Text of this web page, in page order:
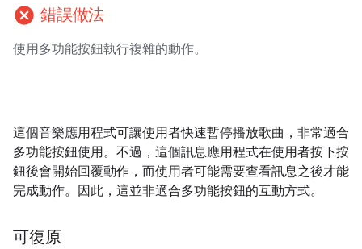
cancel 錯誤做法
使用多功能按鈕執行複雜的動作。
這個音樂應用程式可讓使用者快速暫停播放歌曲，非常適合
多功能按鈕使用。不過，這個訊息應用程式在使用者按下按
鈕後會開始回覆動作，而使用者可能需要查看訊息之後才能
完成動作。因此，這並非適合多功能按鈕的互動方式。
可復原